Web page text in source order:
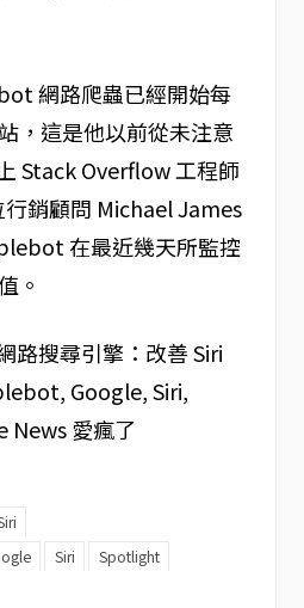
網路爬蟲已經開始每
，這是他以前從未注意
Stack Overflow 工程師
銷顧問 Michael James
在最近幾天所監控
。
Siri Spotlight